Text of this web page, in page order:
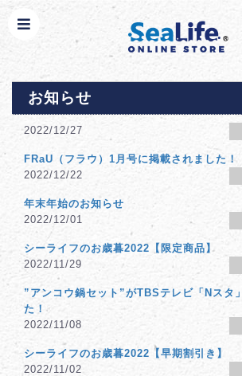
お知らせ
2022/12/27
FRaU（フラウ）1月号に掲載されました！
2022/12/22
年末年始のお知らせ
2022/12/01
シーライフのお歳暮2022【限定商品】
2022/11/29
”アンコウ鍋セット”がTBSテレビ「Nスタ
た！
2022/11/08
シーライフのお歳暮2022【早期割引き】
2022/11/02